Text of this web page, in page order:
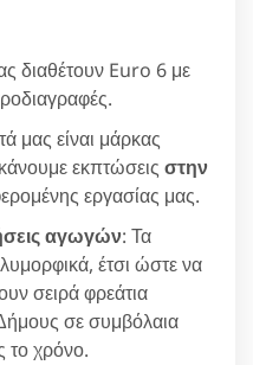
διαθέτουν Euro 6 με
μας είναι μάρκας
εκπτώσεις στην
εργασίας μας.
αγωγών: Τα
έτσι ώστε να
σειρά φρεάτια
σε συμβόλαια
το χρόνο.